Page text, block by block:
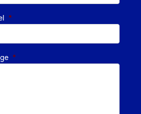
*
*